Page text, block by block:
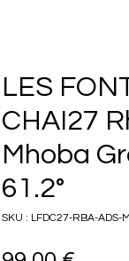
LES
CHAI27
Mhoba
61.2°
SKU : LFDC27-RBA-ADS-